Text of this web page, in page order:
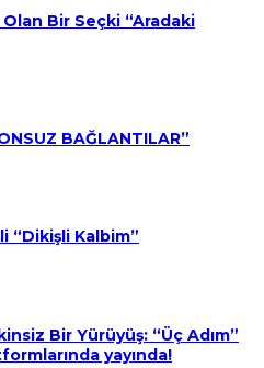
Bir Seçki “Aradaki
BAĞLANTILAR”
“Dikişli Kalbim”
Bir Yürüyüş: “Üç Adım”
yayında!